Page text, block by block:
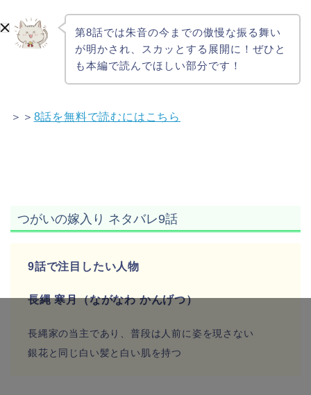
第8話では朱音の今までの傲慢な振る舞い
が明かされ、スカッとする展開に！ぜひと
も本編で読んでほしい部分です！
＞＞ 8話を無料で読むにはこちら
つがいの嫁入り ネタバレ9話
9話で注目したい人物
長縄 寒月（ながなわ かんげつ）
長縄家の当主であり、普段は人前に姿を現さない
銀花と同じ白い髪と白い肌を持つ